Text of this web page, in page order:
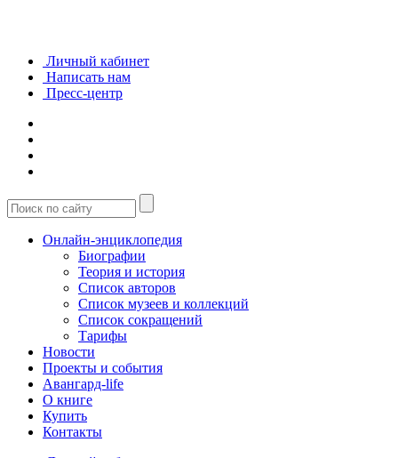
Личный кабинет
Написать нам
Пресс-центр
Онлайн-энциклопедия
Биографии
Теория и история
Список авторов
Список музеев и коллекций
Список сокращений
Тарифы
Новости
Проекты и события
Авангард-life
О книге
Купить
Контакты